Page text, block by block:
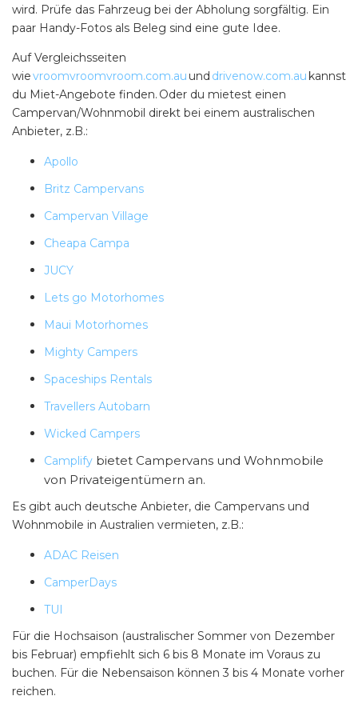
wird. Prüfe das Fahrzeug bei der Abholung sorgfältig. Ein
paar Handy-Fotos als Beleg sind eine gute Idee.
Auf Vergleichsseiten
wievroomvroomvroom.com.au und drivenow.com.au kannst
du Miet-Angebote finden. Oder du mietest einen
Campervan/Wohnmobil direkt bei einem australischen
Anbieter, z.B.:
Apollo
Britz Campervans
Campervan Village
Cheapa Campa
JUCY
Lets go Motorhomes
Maui Motorhomes
Mighty Campers
Spaceships Rentals
Travellers Autobarn
Wicked Campers
Camplify bietet Campervans und Wohnmobile
von Privateigentümern an.
Es gibt auch deutsche Anbieter, die Campervans und
Wohnmobile in Australien vermieten, z.B.:
ADAC Reisen
CamperDays
TUI
Für die Hochsaison (australischer Sommer von Dezember
bis Februar) empfiehlt sich 6 bis 8 Monate im Voraus zu
buchen. Für die Nebensaison können 3 bis 4 Monate vorher
reichen.